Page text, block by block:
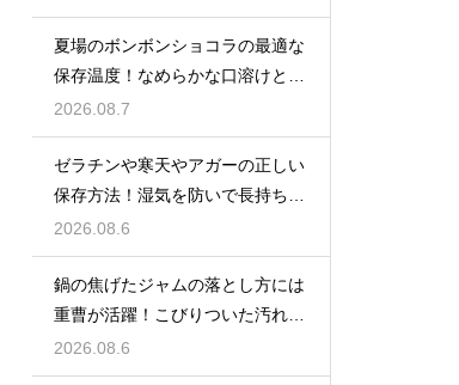
夏場のボンボンショコラの最適な
保存温度！なめらかな口溶けと美
しいツヤを保つための管理方法
2026.08.7
ゼラチンや寒天やアガーの正しい
保存方法！湿気を防いで長持ちさ
せるコツ
2026.08.6
鍋の焦げたジャムの落とし方には
重曹が活躍！こびりついた汚れを
綺麗に落としてピカピカにする技
2026.08.6